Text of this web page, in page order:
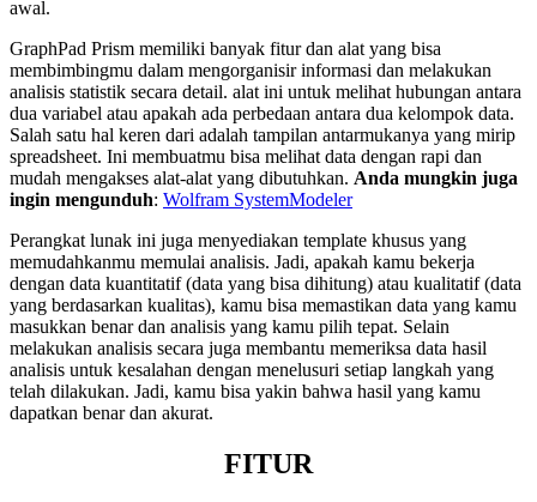
awal.
GraphPad Prism memiliki banyak fitur dan alat yang bisa
membimbingmu dalam mengorganisir informasi dan melakukan
analisis statistik secara detail. alat ini untuk melihat hubungan antara
dua variabel atau apakah ada perbedaan antara dua kelompok data.
Salah satu hal keren dari adalah tampilan antarmukanya yang mirip
spreadsheet. Ini membuatmu bisa melihat data dengan rapi dan
mudah mengakses alat-alat yang dibutuhkan. Anda mungkin juga
ingin mengunduh: Wolfram SystemModeler
Perangkat lunak ini juga menyediakan template khusus yang
memudahkanmu memulai analisis. Jadi, apakah kamu bekerja
dengan data kuantitatif (data yang bisa dihitung) atau kualitatif (data
yang berdasarkan kualitas), kamu bisa memastikan data yang kamu
masukkan benar dan analisis yang kamu pilih tepat. Selain
melakukan analisis secara juga membantu memeriksa data hasil
analisis untuk kesalahan dengan menelusuri setiap langkah yang
telah dilakukan. Jadi, kamu bisa yakin bahwa hasil yang kamu
dapatkan benar dan akurat.
FITUR